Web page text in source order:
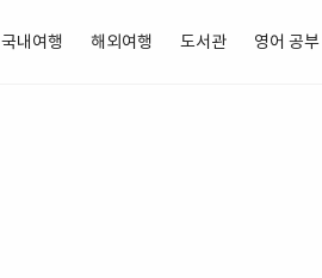
국내여행 해외여행 도서관 영어 공부